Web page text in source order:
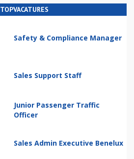
TOPVACATURES
Safety & Compliance Manager
Sales Support Staff
Junior Passenger Traffic
Officer
Sales Admin Executive Benelux